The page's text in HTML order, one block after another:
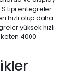
tipi entegreler
hızlı olup daha
yüksek hızlı
4000